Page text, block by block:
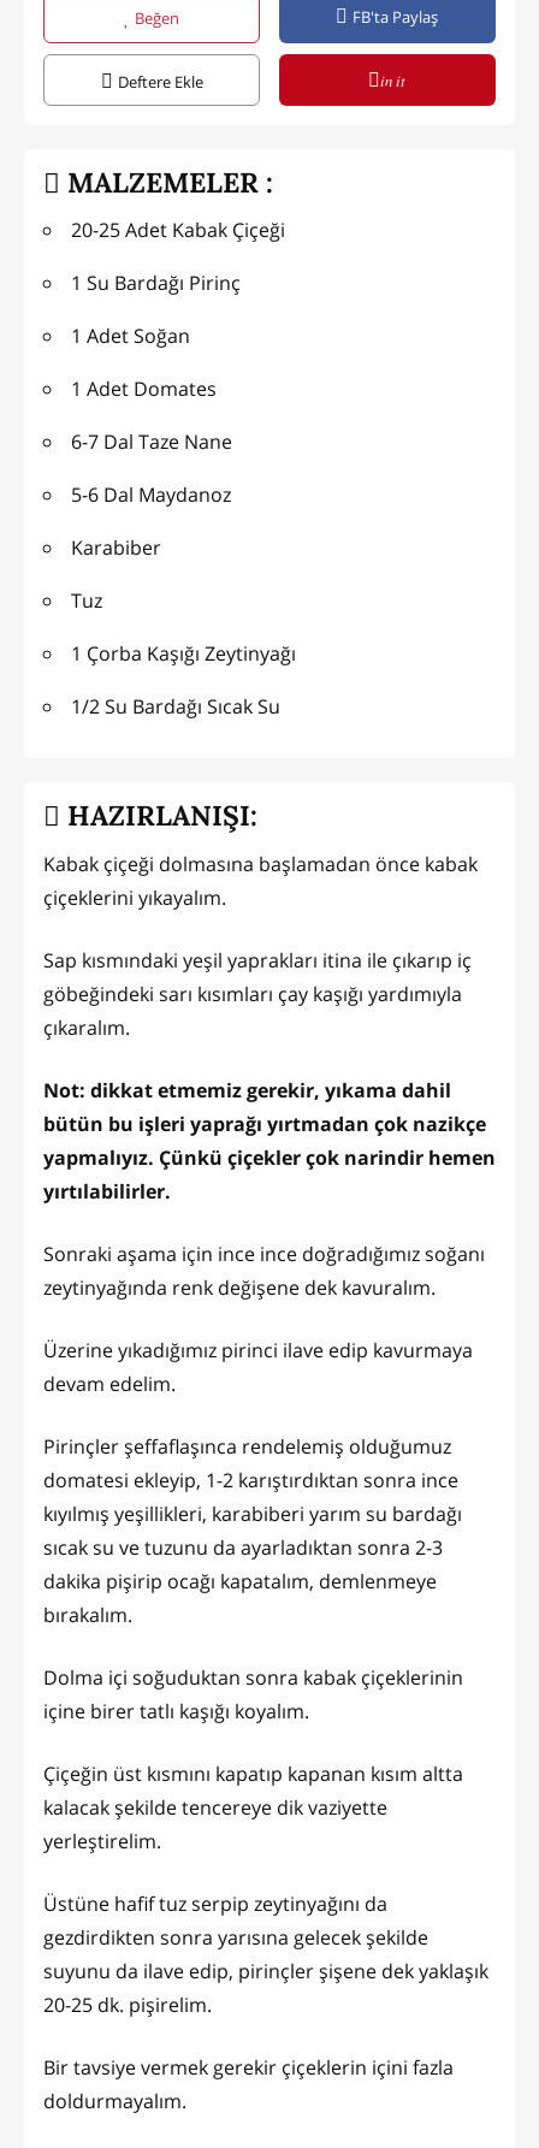
Beğen FB'ta Paylaş
Deftere Ekle in it
MALZEMELER :
20-25 Adet Kabak Çiçeği
1 Su Bardağı Pirinç
1 Adet Soğan
1 Adet Domates
6-7 Dal Taze Nane
5-6 Dal Maydanoz
Karabiber
Tuz
1 Çorba Kaşığı Zeytinyağı
1/2 Su Bardağı Sıcak Su
HAZIRLANIŞI:
Kabak çiçeği dolmasına başlamadan önce kabak
çiçeklerini yıkayalım.
Sap kısmındaki yeşil yaprakları itina ile çıkarıp iç
göbeğindeki sarı kısımları çay kaşığı yardımıyla
çıkaralım.
Not: dikkat etmemiz gerekir, yıkama dahil
bütün bu işleri yaprağı yırtmadan çok nazikçe
yapmalıyız. Çünkü çiçekler çok narindir hemen
yırtılabilirler.
Sonraki aşama için ince ince doğradığımız soğanı
zeytinyağında renk değişene dek kavuralım.
Üzerine yıkadığımız pirinci ilave edip kavurmaya
devam edelim.
Pirinçler şeffaflaşınca rendelemiş olduğumuz
domatesi ekleyip, 1-2 karıştırdıktan sonra ince
kıyılmış yeşillikleri, karabiberi yarım su bardağı
sıcak su ve tuzunu da ayarladıktan sonra 2-3
dakika pişirip ocağı kapatalım, demlenmeye
bırakalım.
Dolma içi soğuduktan sonra kabak çiçeklerinin
içine birer tatlı kaşığı koyalım.
Çiçeğin üst kısmını kapatıp kapanan kısım altta
kalacak şekilde tencereye dik vaziyette
yerleştirelim.
Üstüne hafif tuz serpip zeytinyağını da
gezdirdikten sonra yarısına gelecek şekilde
suyunu da ilave edip, pirinçler şişene dek yaklaşık
20-25 dk. pişirelim.
Bir tavsiye vermek gerekir çiçeklerin içini fazla
doldurmayalım.